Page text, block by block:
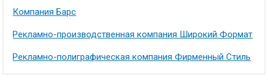
Компания Барс
Рекламно-производственная компания Широкий Формат
Рекламно-полиграфическая компания Фирменный Стиль